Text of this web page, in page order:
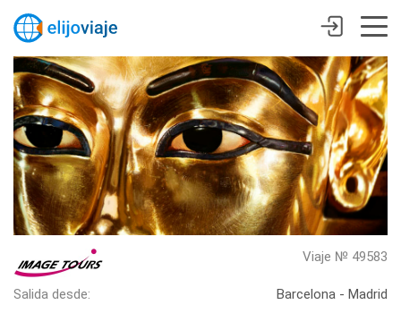
Viaje № 49583
Salida desde:
Barcelona - Madrid